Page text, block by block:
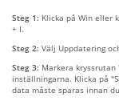
Steg 1: Klicka på Win eller
+ I.
Steg 2: Välj Uppdatering
Steg 3: Markera kryssrutan
inställningarna. Klicka på
data måste sparas innan